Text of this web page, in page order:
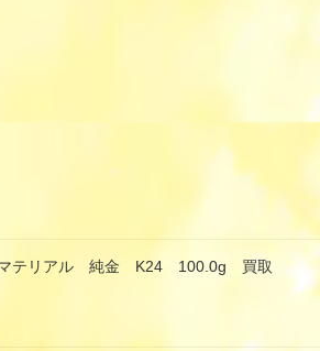
テリアル 純金 K24 100.0g 買取